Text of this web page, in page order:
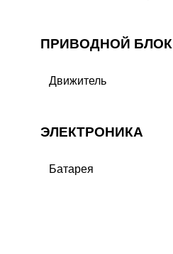
ПРИВОДНОЙ БЛОК
Движитель
ЭЛЕКТРОНИКА
Батарея